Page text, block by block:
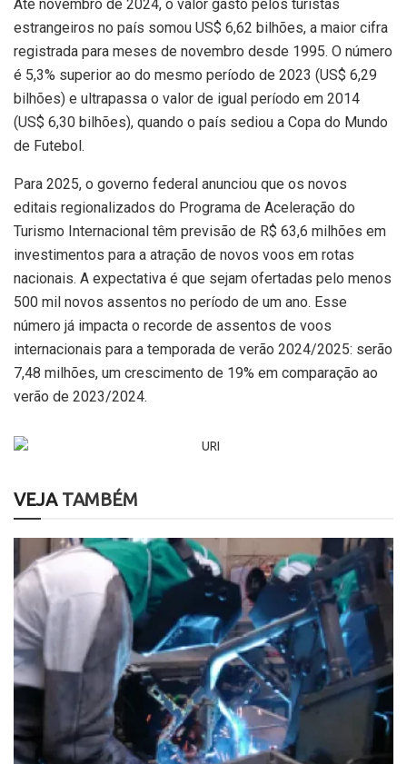
Até novembro de 2024, o valor gasto pelos turistas
estrangeiros no país somou US$ 6,62 bilhões, a maior cifra
registrada para meses de novembro desde 1995. O número
é 5,3% superior ao do mesmo período de 2023 (US$ 6,29
bilhões) e ultrapassa o valor de igual período em 2014
(US$ 6,30 bilhões), quando o país sediou a Copa do Mundo
de Futebol.
Para 2025, o governo federal anunciou que os novos
editais regionalizados do Programa de Aceleração do
Turismo Internacional têm previsão de R$ 63,6 milhões em
investimentos para a atração de novos voos em rotas
nacionais. A expectativa é que sejam ofertadas pelo menos
500 mil novos assentos no período de um ano. Esse
número já impacta o recorde de assentos de voos
internacionais para a temporada de verão 2024/2025: serão
7,48 milhões, um crescimento de 19% em comparação ao
verão de 2023/2024.
VEJATAMBÉM